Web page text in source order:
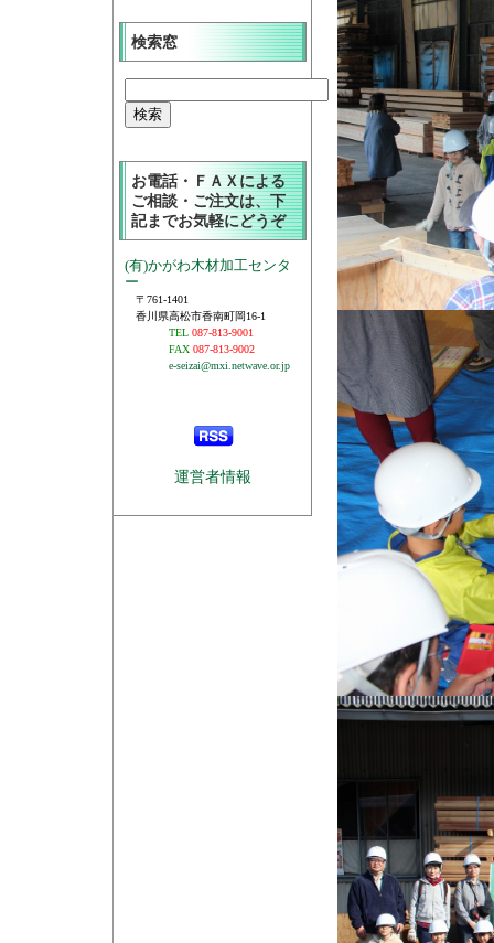
検索窓
お電話・ＦＡＸによる
ご相談・ご注文は、下
記までお気軽にどうぞ
(有)かがわ木材加工センタ
ー
〒761-1401
香川県高松市香南町岡16-1
TEL 087-813-9001
FAX 087-813-9002
e-seizai@mxi.netwave.or.jp
運営者情報